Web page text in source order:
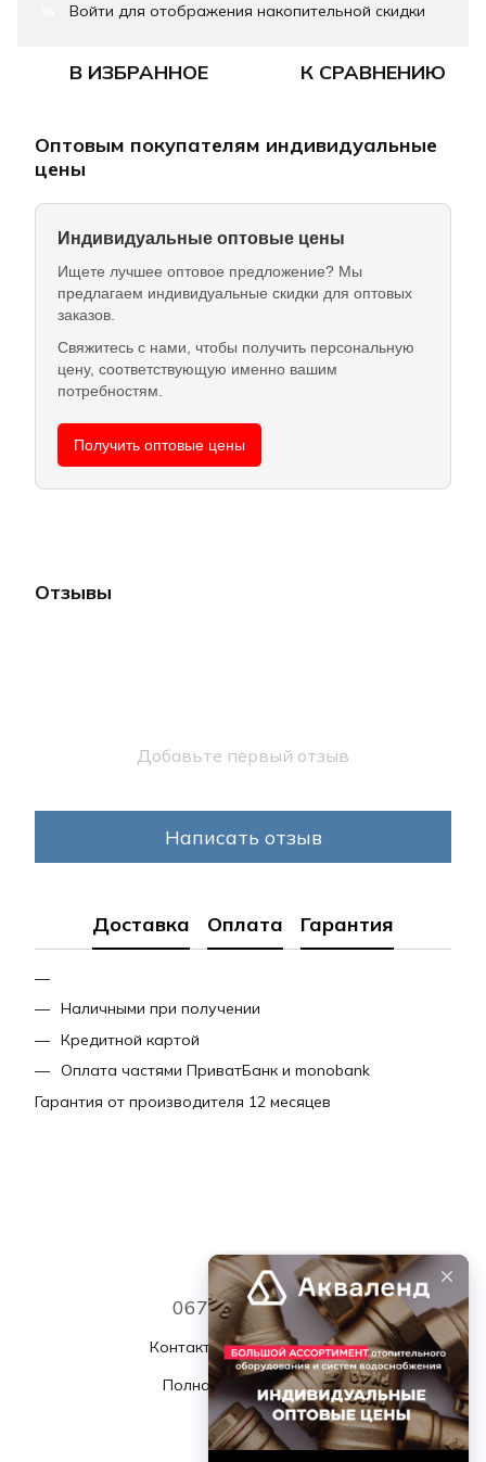
Войти для отображения накопительной скидки
В ИЗБРАННОЕ К СРАВНЕНИЮ
Оптовым покупателям индивидуальные
цены
Индивидуальные оптовые цены
Ищете лучшее оптовое предложение? Мы
предлагаем индивидуальные скидки для оптовых
заказов.
Свяжитесь с нами, чтобы получить персональную
цену, соответствующую именно вашим
потребностям.
Получить оптовые цены
Отзывы
Добавьте первый отзыв
Написать отзыв
Доставка Оплата Гарантия
Наличными при получении
Кредитной картой
Оплата частями ПриватБанк и monobank
Гарантия от производителя 12 месяцев
067 339 7768
Контактная информация
Полная версия сайта
© 2026